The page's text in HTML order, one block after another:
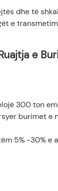
dhe të
e
e
300 ton
burimet e
5% -30% e